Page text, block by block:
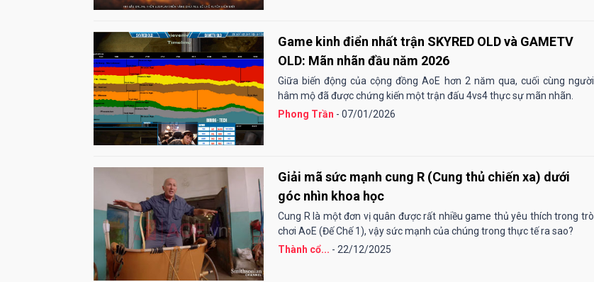
Game kinh điển nhất trận SKYRED OLD và GAMETV
OLD: Mãn nhãn đầu năm 2026
Giữa biến động của cộng đồng AoE hơn 2 năm qua, cuối cùng người
hâm mộ đã được chứng kiến một trận đấu 4vs4 thực sự mãn nhãn.
Phong Trần - 07/01/2026
Giải mã sức mạnh cung R (Cung thủ chiến xa) dưới
góc nhìn khoa học
Cung R là một đơn vị quân được rất nhiều game thủ yêu thích trong trò
chơi AoE (Đế Chế 1), vậy sức mạnh của chúng trong thực tế ra sao?
Thành cổ... - 22/12/2025